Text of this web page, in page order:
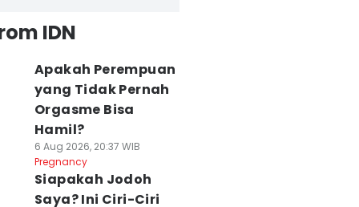
IDN
Apakah Perempuan
yang Tidak Pernah
Orgasme Bisa
Hamil?
6 Aug 2026, 20:37 WIB
Pregnancy
Siapakah Jodoh
Saya? Ini Ciri-Ciri